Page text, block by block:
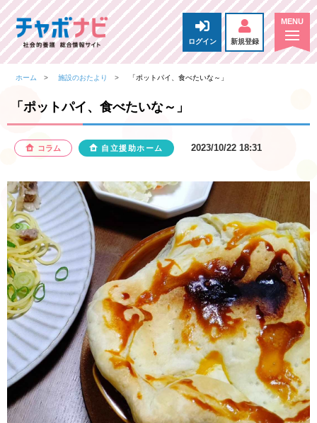
ログイン 新規登録
ホーム 施設のおたより 「ポットパイ、食べたいな～」
「ポットパイ、食べたいな～」
コラム 自立援助ホーム 2023/10/22 18:31